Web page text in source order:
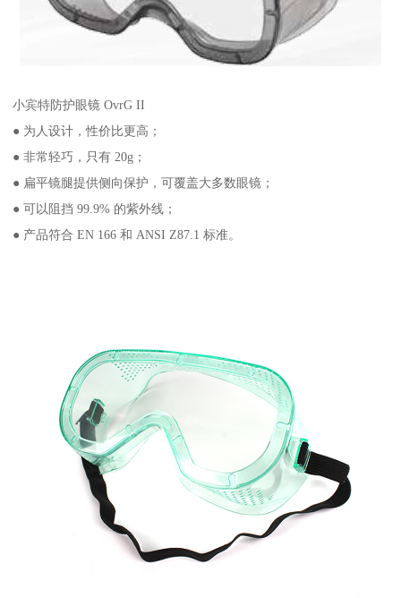
小宾特防护眼镜 OvrG II
● 为人设计，性价比更高；
● 非常轻巧，只有 20g；
● 扁平镜腿提供侧向保护，可覆盖大多数眼镜；
● 可以阻挡 99.9% 的紫外线；
● 产品符合 EN 166 和 ANSI Z87.1 标准。